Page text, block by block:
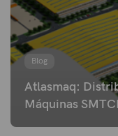
Blog
Atlasmaq:
Máquinas